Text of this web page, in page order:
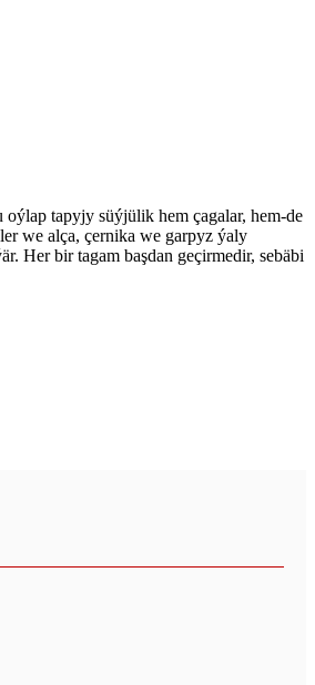
tapyjy süýjülik hem çagalar, hem-de
we alça, çernika we garpyz ýaly
Her bir tagam başdan geçirmedir, sebäbi